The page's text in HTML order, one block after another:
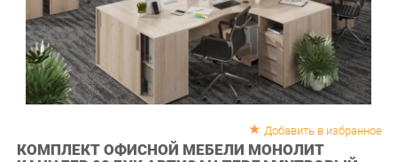
КОМПЛЕКТ ОФИСНОЙ МЕБЕЛИ МОНОЛИТ
КАНЦЛЕР 02 БУК АРТИЗАН ПЕРЛАМУТРОВЫЙ